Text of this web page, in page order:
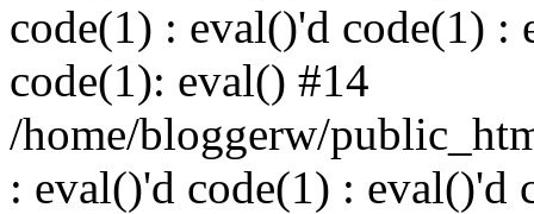
code(1) : eval()'d code(1) :
code(1): eval() #14
/home/bloggerw/
: eval()'d code(1) : eval()'d